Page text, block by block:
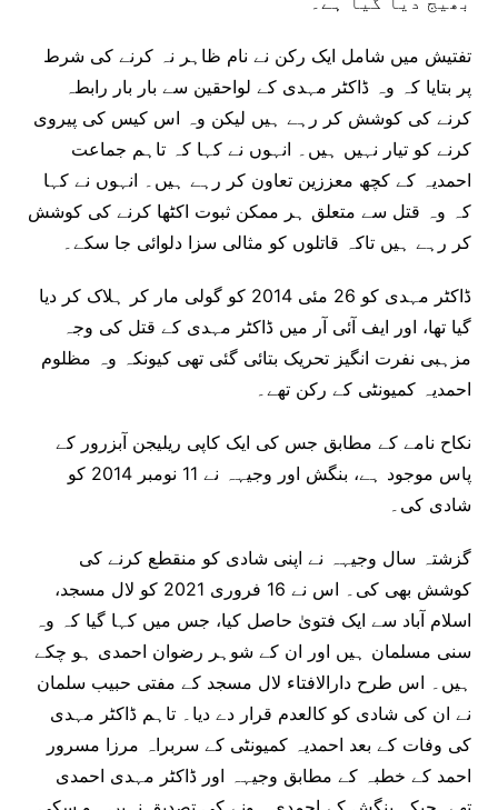
تفتیش میں شامل ایک رکن نے نام ظاہر نہ کرنے کی شرط
پر بتایا کہ وہ ڈاکٹر مہدی کے لواحقین سے بار بار رابطہ
کرنے کی کوشش کر رہے ہیں لیکن وہ اس کیس کی پیروی
کرنے کو تیار نہیں ہیں۔ انہوں نے کہا کہ تاہم جماعت
احمدیہ کے کچھ معززین تعاون کر رہے ہیں۔ انہوں نے کہا
کہ وہ قتل سے متعلق ہر ممکن ثبوت اکٹھا کرنے کی کوشش
کر رہے ہیں تاکہ قاتلوں کو مثالی سزا دلوائی جا سکے۔
ڈاکٹر مہدی کو 26 مئی 2014 کو گولی مار کر ہلاک کر دیا
گیا تھا، اور ایف آئی آر میں ڈاکٹر مہدی کے قتل کی وجہ
مزہبی نفرت انگیز تحریک بتائی گئی تھی کیونکہ وہ مظلوم
احمدیہ کمیونٹی کے رکن تھے۔
نکاح نامے کے مطابق جس کی ایک کاپی ریلیجن آبزرور کے
پاس موجود ہے، بنگش اور وجیہہ نے 11 نومبر 2014 کو
شادی کی۔
گزشتہ سال وجیہہ نے اپنی شادی کو منقطع کرنے کی
کوشش بھی کی۔ اس نے 16 فروری 2021 کو لال مسجد،
اسلام آباد سے ایک فتویٰ حاصل کیا، جس میں کہا گیا کہ وہ
سنی مسلمان ہیں اور ان کے شوہر رضوان احمدی ہو چکے
ہیں۔ اس طرح دارالافتاء لال مسجد کے مفتی حبیب سلمان
نے ان کی شادی کو کالعدم قرار دے دیا۔ تاہم ڈاکٹر مہدی
کی وفات کے بعد احمدیہ کمیونٹی کے سربراہ مرزا مسرور
احمد کے خطبہ کے مطابق وجیہہ اور ڈاکٹر مہدی احمدی